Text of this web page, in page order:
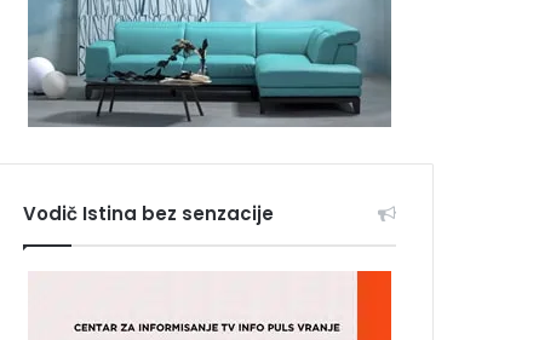
Vodič Istina bez senzacije